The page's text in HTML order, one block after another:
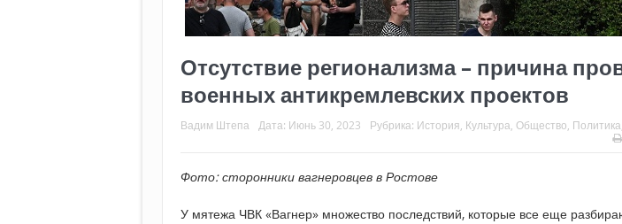
Отсутствие регионализма – причина
военных антикремлевских проектов
Вадим Штепа Дата: Июнь 30, 2023 Рубрика: История Культура Общество Политика
Фото: сторонники вагнеровцев в Ростове
У мятежа ЧВК «Вагнер» множество последствий, которые все еще